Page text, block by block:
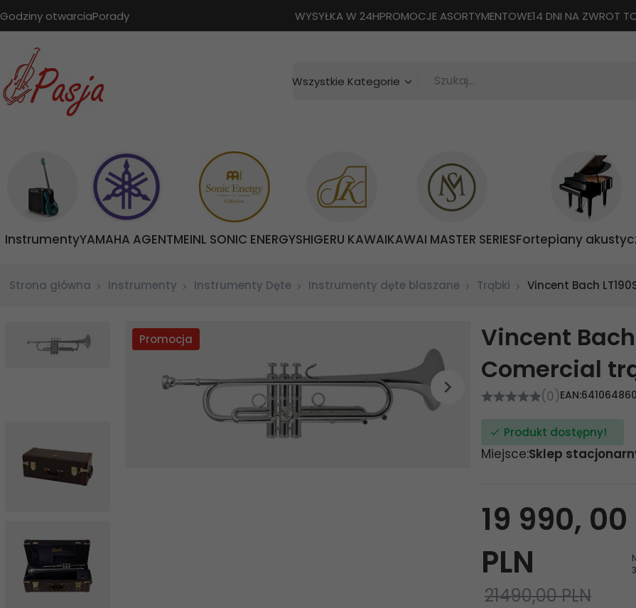
Godziny otwarciaPorady WYSYŁKA W 24HPROMOCJE ASORTYMENTOWE14 DNI NA ZWROT
categories_searcher
Wszystkie Kategorie Szukaj...
InstrumentyYAMAHA AGENTMEINL SONIC ENERGYSHIGERU KAWAIKAWAI MASTER SERIESFortepiany
Strona główna Instrumenty Instrumenty Dęte Instrumenty dęte blaszane Trąbki Vincent Bach
Promocja
Vincent
Comercial
(0)EAN:
Produkt dostępny!
Miejsce:Sklep
19 990, 00
PLN
21490,00 PLN